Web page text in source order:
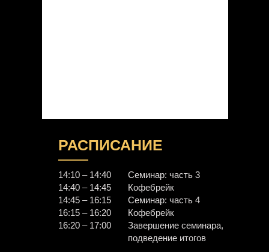
РАСПИСАНИЕ
14:10 – 14:40
14:40 – 14:45
14:45 – 16:15
16:15 – 16:20
16:20 – 17:00
Семинар: часть 3
Кофебрейк
Семинар: часть 4
Кофебрейк
Завершение семинара,
подведение итогов